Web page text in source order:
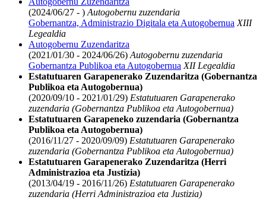
(2024/06/27 - ) Autogobernu zuzendaria
Gobernantza, Administrazio Digitala eta Autogobernua XIII
Legealdia
Autogobernu Zuzendaritza
(2021/01/30 - 2024/06/26) Autogobernu zuzendaria
Gobernantza Publikoa eta Autogobernua XII Legealdia
Estatutuaren Garapenerako Zuzendaritza (Gobernantza
Publikoa eta Autogobernua)
(2020/09/10 - 2021/01/29) Estatutuaren Garapenerako
zuzendaria (Gobernantza Publikoa eta Autogobernua)
Estatutuaren Garapeneko zuzendaria (Gobernantza
Publikoa eta Autogobernua)
(2016/11/27 - 2020/09/09) Estatutuaren Garapenerako
zuzendaria (Gobernantza Publikoa eta Autogobernua)
Estatutuaren Garapenerako Zuzendaritza (Herri
Administrazioa eta Justizia)
(2013/04/19 - 2016/11/26) Estatutuaren Garapenerako
zuzendaria (Herri Administrazioa eta Justizia)